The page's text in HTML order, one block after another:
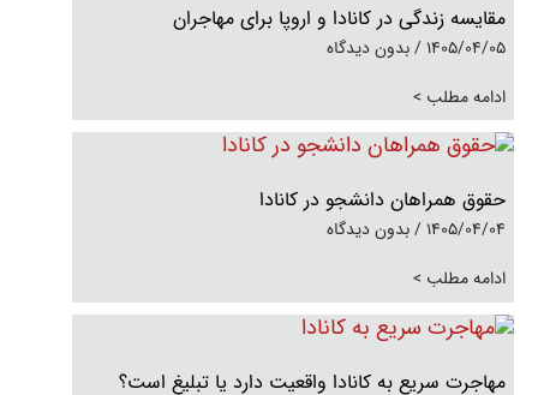
مقایسه زندگی در کانادا و اروپا برای مهاجران
1405/04/05
بدون دیدگاه
ادامه مطلب >
حقوق همراهان دانشجو در کانادا
1405/04/04
بدون دیدگاه
ادامه مطلب >
مهاجرت سریع به کانادا واقعیت دارد یا تبلیغ است؟